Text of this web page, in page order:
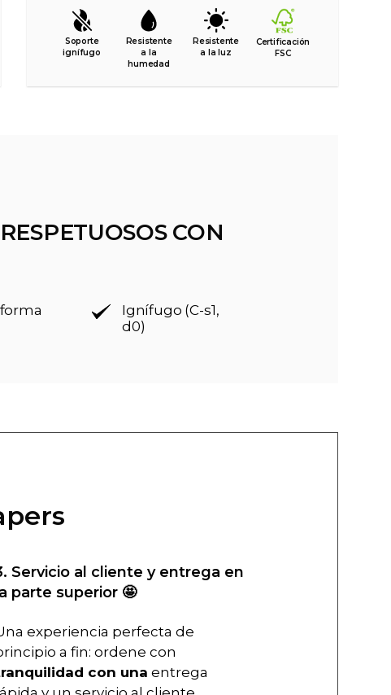
Soporte
ignífugo
Resistente
a la
humedad
Resistente
a la luz
Certificación
FSC
CON
Ignífugo (C-s1,
d0)
Servicio al cliente y entrega en
parte superior 🤩
experiencia perfecta de
a fin: ordene con
con una entrega